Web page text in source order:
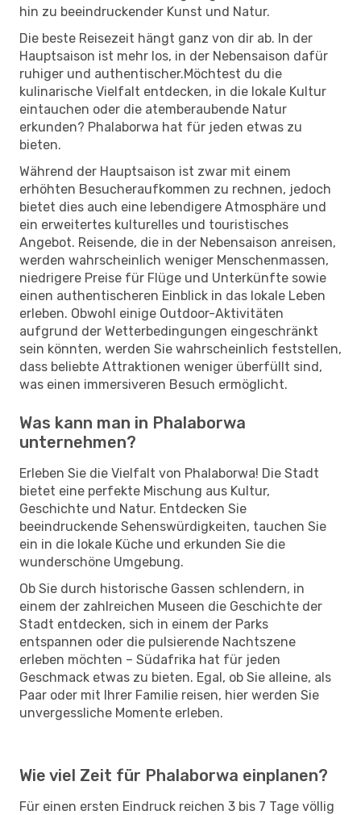
hin zu beeindruckender Kunst und Natur.
Die beste Reisezeit hängt ganz von dir ab. In der
Hauptsaison ist mehr los, in der Nebensaison dafür
ruhiger und authentischer.Möchtest du die
kulinarische Vielfalt entdecken, in die lokale Kultur
eintauchen oder die atemberaubende Natur
erkunden? Phalaborwa hat für jeden etwas zu
bieten.
Während der Hauptsaison ist zwar mit einem
erhöhten Besucheraufkommen zu rechnen, jedoch
bietet dies auch eine lebendigere Atmosphäre und
ein erweitertes kulturelles und touristisches
Angebot. Reisende, die in der Nebensaison anreisen,
werden wahrscheinlich weniger Menschenmassen,
niedrigere Preise für Flüge und Unterkünfte sowie
einen authentischeren Einblick in das lokale Leben
erleben. Obwohl einige Outdoor-Aktivitäten
aufgrund der Wetterbedingungen eingeschränkt
sein könnten, werden Sie wahrscheinlich feststellen,
dass beliebte Attraktionen weniger überfüllt sind,
was einen immersiveren Besuch ermöglicht.
Was kann man in Phalaborwa
unternehmen?
Erleben Sie die Vielfalt von Phalaborwa! Die Stadt
bietet eine perfekte Mischung aus Kultur,
Geschichte und Natur. Entdecken Sie
beeindruckende Sehenswürdigkeiten, tauchen Sie
ein in die lokale Küche und erkunden Sie die
wunderschöne Umgebung.
Ob Sie durch historische Gassen schlendern, in
einem der zahlreichen Museen die Geschichte der
Stadt entdecken, sich in einem der Parks
entspannen oder die pulsierende Nachtszene
erleben möchten – Südafrika hat für jeden
Geschmack etwas zu bieten. Egal, ob Sie alleine, als
Paar oder mit Ihrer Familie reisen, hier werden Sie
unvergessliche Momente erleben.
Wie viel Zeit für Phalaborwa einplanen?
Für einen ersten Eindruck reichen 3 bis 7 Tage völlig